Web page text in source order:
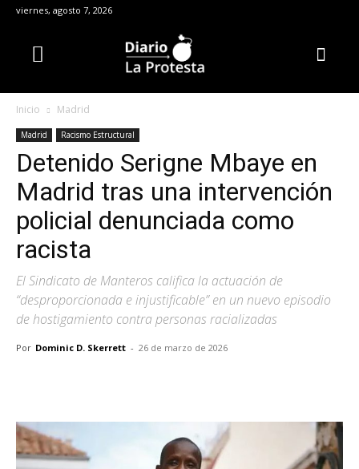
viernes, agosto 7, 2026
Inicio Madrid
Madrid Racismo Estructural
Detenido Serigne Mbaye en
Madrid tras una intervención
policial denunciada como
racista
El Sindicato de Manteros califica la actuación de
“desproporcionada e injustificable” en un nuevo episodio
de hostigamiento contra personas racializadas
Por Dominic D. Skerrett - 26 de marzo de 2026